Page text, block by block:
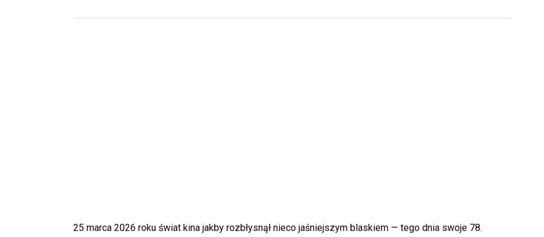
25 marca 2026 roku świat kina jakby rozbłysnął nieco jaśniejszym blaskiem — tego dnia swoje 78.